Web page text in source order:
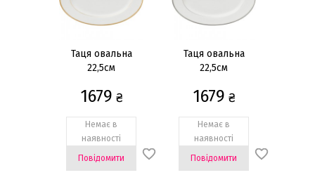
Таця овальна
22,5см
1679 ₴
Немає в
наявності
Повідомити
Таця овальна
22,5см
1679 ₴
Немає в
наявності
Повідомити